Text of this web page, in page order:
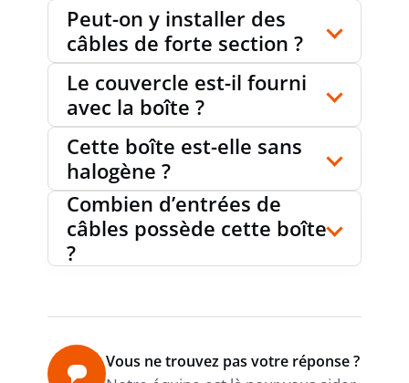
AVEC BLINDAGE
RÉSISTANT AUX INTEMPÉRIES
EXÉCUTION APPROUVÉ
ANTIDÉFLAGRANTE
non
POUR POUSSIÈRE DÉFLAGRANTE sans
Peut-on y installer des
câbles de forte section ?
Le couvercle est-il fourni
avec la boîte ?
Cette boîte est-elle sans
halogène ?
Combien d’entrées de
câbles possède cette boîte
?
Vous ne trouvez pas votre réponse ?